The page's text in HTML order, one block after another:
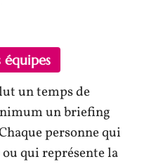
un temps de
un briefing
personne qui
qui représente la